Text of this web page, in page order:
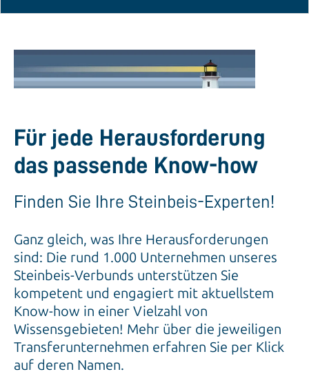
Für jede Herausforderung
das passende Know-how
Finden Sie Ihre Steinbeis-Experten!
Ganz gleich, was Ihre Herausforderungen
sind: Die rund 1.000 Unternehmen unseres
Steinbeis-Verbunds unterstützen Sie
kompetent und engagiert mit aktuellstem
Know-how in einer Vielzahl von
Wissensgebieten! Mehr über die jeweiligen
Transferunternehmen erfahren Sie per Klick
auf deren Namen.